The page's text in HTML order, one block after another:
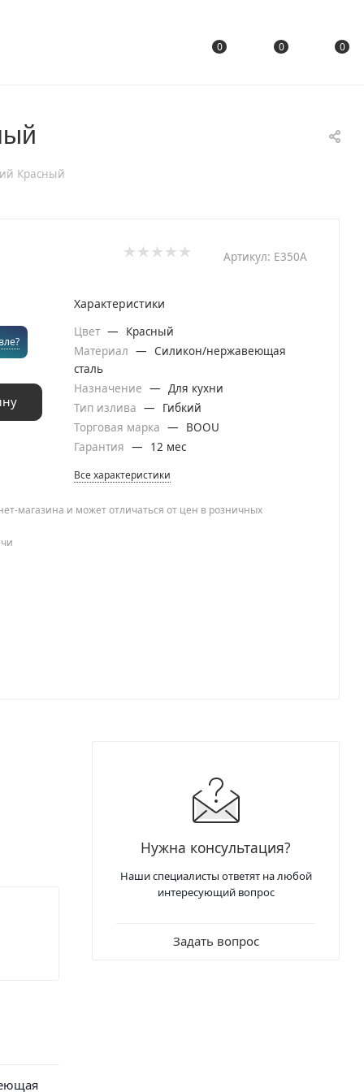
0 0 0
Красный
Артикул: E350A
Характеристики
Цвет —
Красный
Материал — Силикон/нержавеющая
сталь
Назначение — Для кухни
Тип излива —
Гибкий
Торговая марка —
BOOU
Гарантия — 12 мес
Все характеристики
магазина и может отличаться от цен в розничных
Нужна консультация?
Наши специалисты ответят на любой
интересующий вопрос
Задать вопрос